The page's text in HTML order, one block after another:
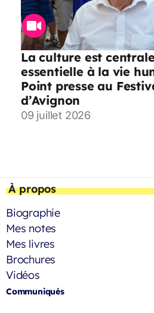
La culture est
essentielle à la vie
Point presse au
d’Avignon
09 juillet 2026
À propos
Biographie
Mes notes
Mes livres
Brochures
Vidéos
Communiqués